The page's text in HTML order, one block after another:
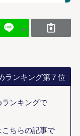
ンキング第７位
ンキングで
ちらの記事で